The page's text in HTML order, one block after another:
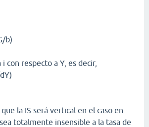
b)
con respecto a Y, es decir,
la IS será vertical en el caso en
totalmente insensible a la tasa de